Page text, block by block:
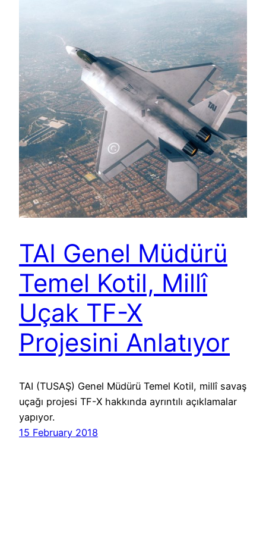
TAI Genel Müdürü
Temel Kotil, Millî
Uçak TF-X
Projesini Anlatıyor
TAI (TUSAŞ) Genel Müdürü Temel Kotil, millî savaş
uçağı projesi TF-X hakkında ayrıntılı açıklamalar
yapıyor.
15 February 2018